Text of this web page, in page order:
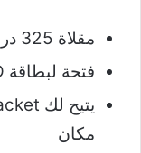
مقلاة 325 درجة وإمالة 95 درجة
فتحة لبطاقة SD للتخزين المحلي
مكان